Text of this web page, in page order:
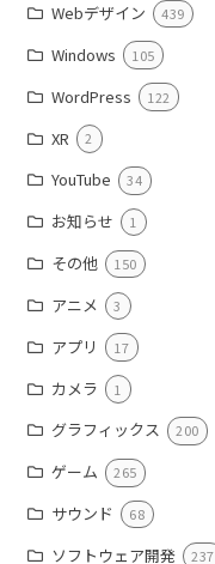
Webデザイン 439
Windows 105
WordPress 122
XR 2
YouTube 34
お知らせ 1
その他 150
アニメ 3
アプリ 17
カメラ 1
グラフィックス 200
ゲーム 265
サウンド 68
ソフトウェア開発 237